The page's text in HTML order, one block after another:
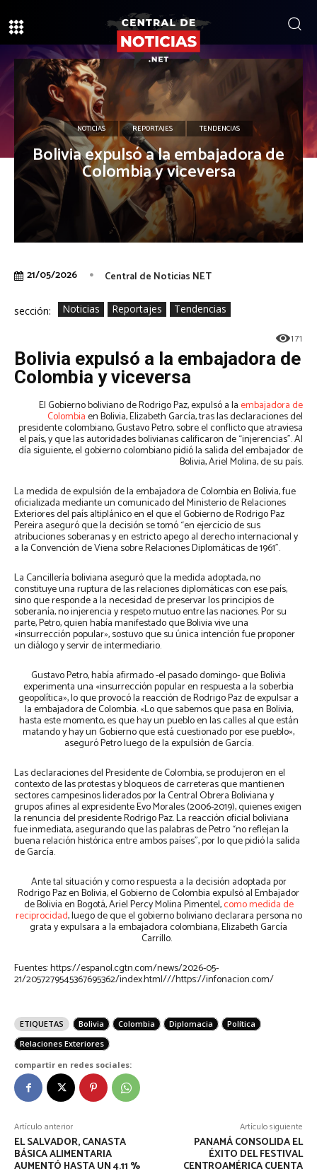
NOTICIAS REPORTAJES TENDENCIAS
Bolivia expulsó a la embajadora de
Colombia y viceversa
21/05/2026 Central de Noticias NET
sección: Noticias Reportajes Tendencias
171
Bolivia expulsó a la embajadora de
Colombia y viceversa
El Gobierno boliviano de Rodrigo Paz, expulsó a laembajadora de
Colombiaen Bolivia, Elizabeth García, tras las declaraciones del
presidente colombiano, Gustavo Petro, sobre el conflicto que atraviesa
el país, y que las autoridades bolivianas calificaron de “injerencias”. Al
día siguiente, el gobierno colombiano pidió la salida del embajador de
Bolivia, Ariel Molina, de su país.
La medida de expulsión de la embajadora de Colombia en Bolivia, fue
oficializada mediante un comunicado del Ministerio de Relaciones
Exteriores del país altiplánico en el que el Gobierno de Rodrigo Paz
Pereira aseguró que la decisión se tomó “en ejercicio de sus
atribuciones soberanas y en estricto apego al derecho internacional y
a la Convención de Viena sobre Relaciones Diplomáticas de 1961”.
La Cancillería boliviana aseguró que la medida adoptada, no
constituye una ruptura de las relaciones diplomáticas con ese país,
sino que responde a la necesidad de preservar los principios de
soberanía, no injerencia y respeto mutuo entre las naciones. Por su
parte, Petro, quien había manifestado que Bolivia vive una
«insurrección popular», sostuvo que su única intención fue proponer
un diálogo y servir de intermediario.
Gustavo Petro, había afirmado -el pasado domingo- que Bolivia
experimenta una «insurrección popular en respuesta a la soberbia
geopolítica», lo que provocó la reacción de Rodrigo Paz de expulsar a
la embajadora de Colombia. «Lo que sabemos que pasa en Bolivia,
hasta este momento, es que hay un pueblo en las calles al que están
matando y hay un Gobierno que está cuestionado por ese pueblo»,
aseguró Petro luego de la expulsión de García.
Las declaraciones del Presidente de Colombia, se produjeron en el
contexto de las protestas y bloqueos de carreteras que mantienen
sectores campesinos liderados por la Central Obrera Boliviana y
grupos afines al expresidente Evo Morales (2006-2019), quienes exigen
la renuncia del presidente Rodrigo Paz. La reacción oficial boliviana
fue inmediata, asegurando que las palabras de Petro “no reflejan la
buena relación histórica entre ambos países”, por lo que pidió la salida
de García.
Ante tal situación y como respuesta a la decisión adoptada por
Rodrigo Paz en Bolivia, el Gobierno de Colombia expulsó al Embajador
de Bolivia en Bogotá, Ariel Percy Molina Pimentel,como medida de
reciprocidad, luego de que el gobierno boliviano declarara persona no
grata y expulsara a la embajadora colombiana, Elizabeth García
Carrillo.
Fuentes: https://espanol.cgtn.com/news/2026-05-
21/2057279545367695362/index.html///https://infonacion.com/
ETIQUETAS Bolivia Colombia Diplomacia
Política
Relaciones Exteriores
compartir en redes sociales:
Artículo anterior
EL SALVADOR, CANASTA
BÁSICA ALIMENTARIA
AUMENTÓ HASTA UN 4.11 %
Artículo siguiente
PANAMÁ CONSOLIDA EL
ÉXITO DEL FESTIVAL
CENTROAMÉRICA CUENTA